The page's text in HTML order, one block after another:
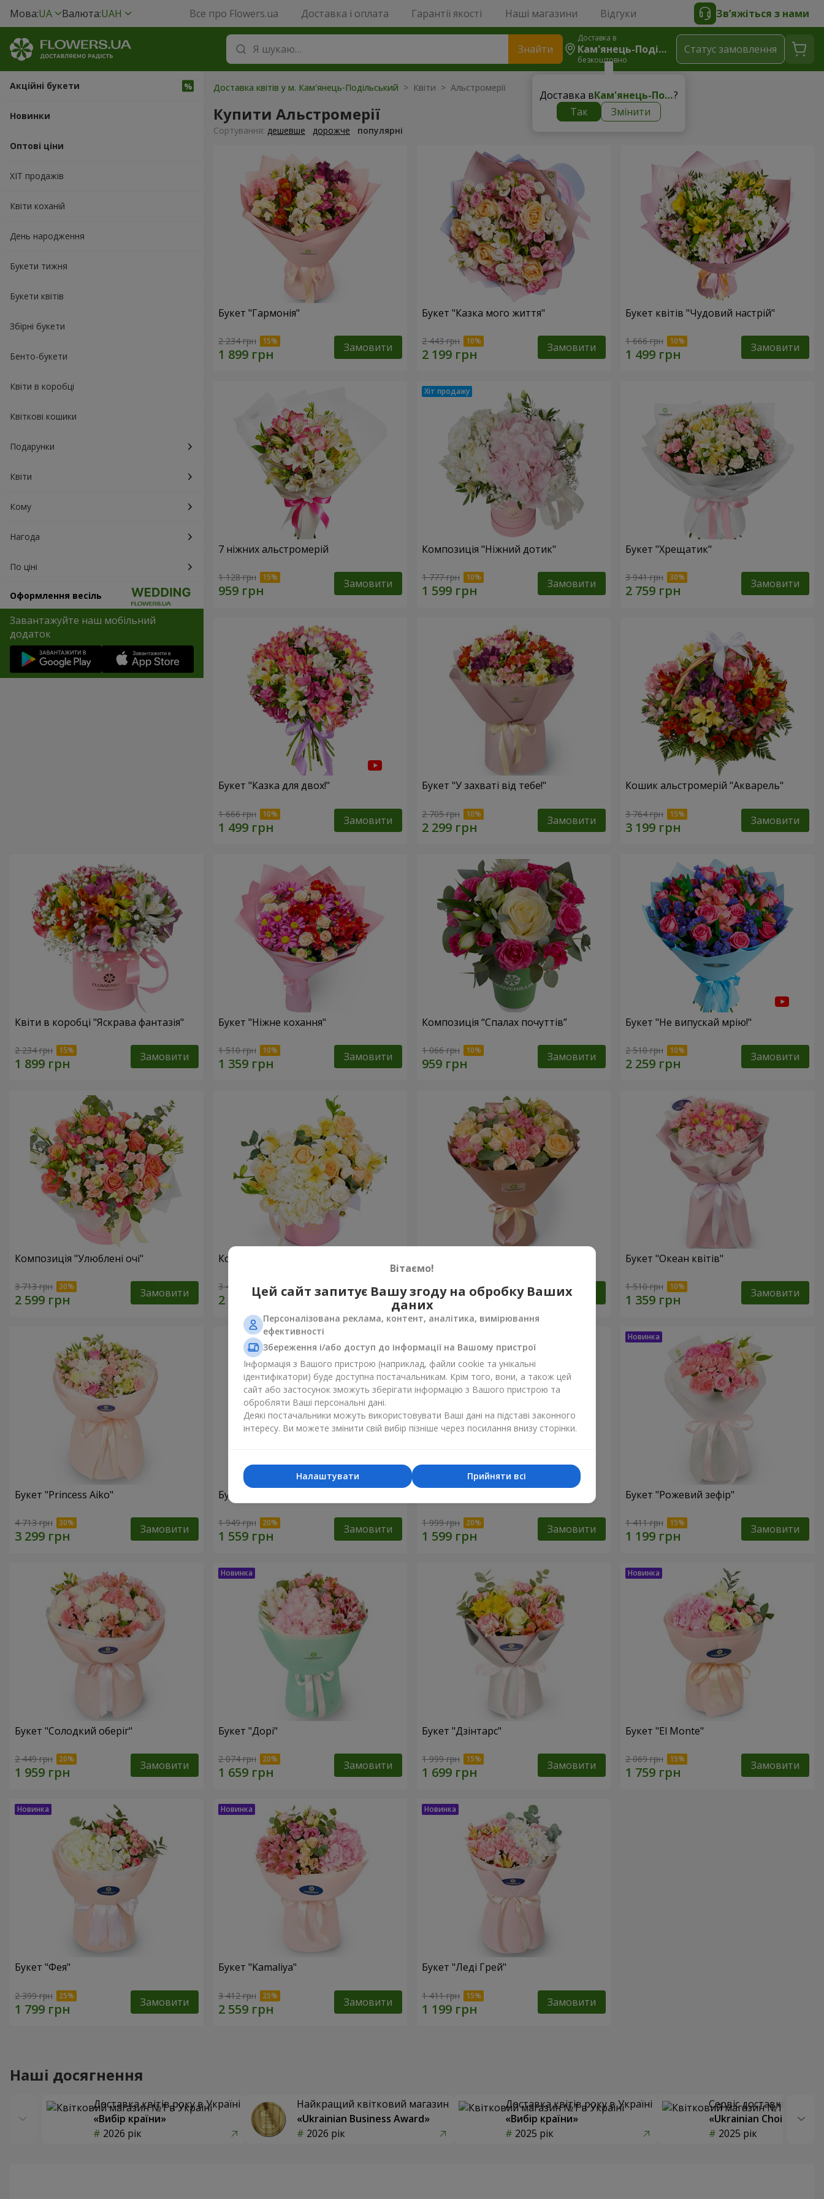
Мова:UA Валюта:UAH Все про Flowers.ua Доставка і оплата Гарантії якості Наші магазини Відгуки Зв’яжіться з нами
Знайти
Доставка в
Кам'янець-Подільський
безкоштовно
Доставка в Кам'янець-Подільський?
Так
Змінити
Статус замовлення
Акційні букети
Новинки
Оптові ціни
ХІТ продажів
Квіти коханій
День народження
Букети тижня
Букети квітів
Збірні букети
Бенто-букети
Квіти в коробці
Квіткові кошики
Подарунки
Квіти
Кому
Нагода
По ціні
Оформлення весіль
Завантажуйте наш мобільний
додаток
Доставка квітів у м. Кам'янець-Подільський > Квіти > Альстромерії
Купити Альстромерії
Сортування: дешевше дорожче популярні
Букет "Гармонія"
2 234 грн Замовити
Букет "Казка мого життя"
2 443 грн Замовити
Букет квітів "Чудовий настрій"
1 666 грн Замовити
7 ніжних альстромерій
1 128 грн Замовити
Композиція "Ніжний дотик"
1 777 грн Замовити
Букет "Хрещатик"
3 941 грн Замовити
Букет "Казка для двох!"
1 666 грн Замовити
Букет "У захваті від тебе!"
2 705 грн Замовити
Кошик альстромерій "Акварель"
3 764 грн Замовити
Квіти в коробці "Яскрава фантазія"
2 234 грн Замовити
Букет "Ніжне кохання"
1 510 грн Замовити
Композиція “Спалах почуттів”
1 066 грн Замовити
Букет "Не випускай мрію!"
2 510 грн Замовити
Композиція "Улюблені очі"
3 713 грн Замовити
Композиція "Absolute"
3 465 грн Замовити 2 699 грн Замовити
Букет "Океан квітів"
1 510 грн Замовити
Букет "Princess Aiko"
4 713 грн Замовити
Букет "Аріель"
1 949 грн Замовити 1 999 грн Замовити
Букет "Рожевий зефір"
1 411 грн Замовити
Букет "Солодкий оберіг"
2 449 грн Замовити
Букет "Дорі"
2 074 грн Замовити
Букет "Дзінтарс"
1 999 грн Замовити
Букет "El Monte"
2 069 грн Замовити
Букет "Фея"
2 399 грн Замовити
Букет "Kamaliya"
3 412 грн Замовити
Букет "Леді Грей"
1 411 грн Замовити
Наші досягнення
Доставка квітів року в Україні
«Вибір країни»
2026 рік
Найкращий квітковий магазин
«Ukrainian Business Award»
2026 рік
Доставка квітів року в Україні
«Вибір країни»
2025 рік
Сервіс доставки квітів
«Ukrainian Choice»
2025 рік
Вітаємо!
Цей сайт запитує Вашу згоду на обробку Ваших
даних
Персоналізована реклама, контент, аналітика, вимірювання
ефективності
Збереження і/або доступ до інформації на Вашому пристрої
Інформація з Вашого пристрою (наприклад, файли cookie та унікальні
ідентифікатори) буде доступна постачальникам. Крім того, вони, а також цей
сайт або застосунок зможуть зберігати інформацію з Вашого пристрою та
обробляти Ваші персональні дані.
Деякі постачальники можуть використовувати Ваші дані на підставі законного
інтересу. Ви можете змінити свій вибір пізніше через посилання внизу сторінки.
Прийняти всі
Налаштувати